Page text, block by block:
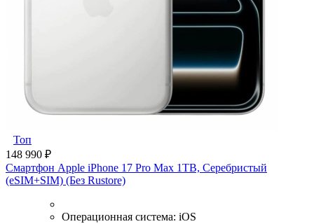
Топ
148 990 ₽
Смартфон Apple iPhone 17 Pro Max 1TB, Серебристый
(eSIM+SIM) (Без Rustore)
Операционная система: iOS